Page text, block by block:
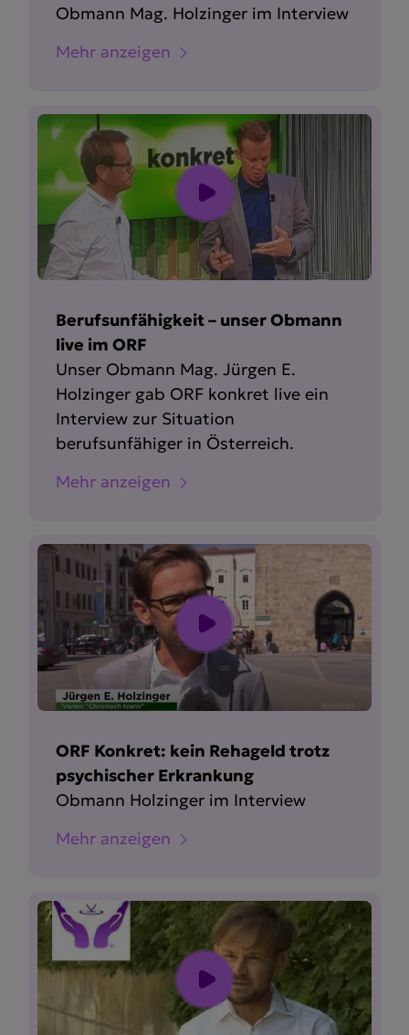
Obmann Mag. Holzinger im Interview
Mehr anzeigen
Berufsunfähigkeit – unser Obmann
live im ORF
Unser Obmann Mag. Jürgen E.
Holzinger gab ORF konkret live ein
Interview zur Situation
berufsunfähiger in Österreich.
Mehr anzeigen
ORF Konkret: kein Rehageld trotz
psychischer Erkrankung
Obmann Holzinger im Interview
Mehr anzeigen